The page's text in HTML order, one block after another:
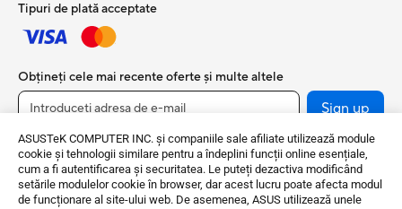
ASUSTeK COMPUTER INC. și companiile sale afiliate utilizează module
cookie și tehnologii similare pentru a îndeplini funcții online esențiale,
cum a fi autentificarea și securitatea. Le puteți dezactiva modificând
setările modulelor cookie în browser, dar acest lucru poate afecta modul
de funcționare al site-ului web. De asemenea, ASUS utilizează unele
Tipuri de plată acceptate
Obțineți cele mai recente oferte și multe altele
Sign up